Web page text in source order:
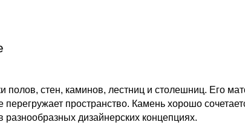
полов, стен, каминов, лестниц и столешниц. Его
пространство. Камень хорошо
разнообразных дизайнерских концепциях.